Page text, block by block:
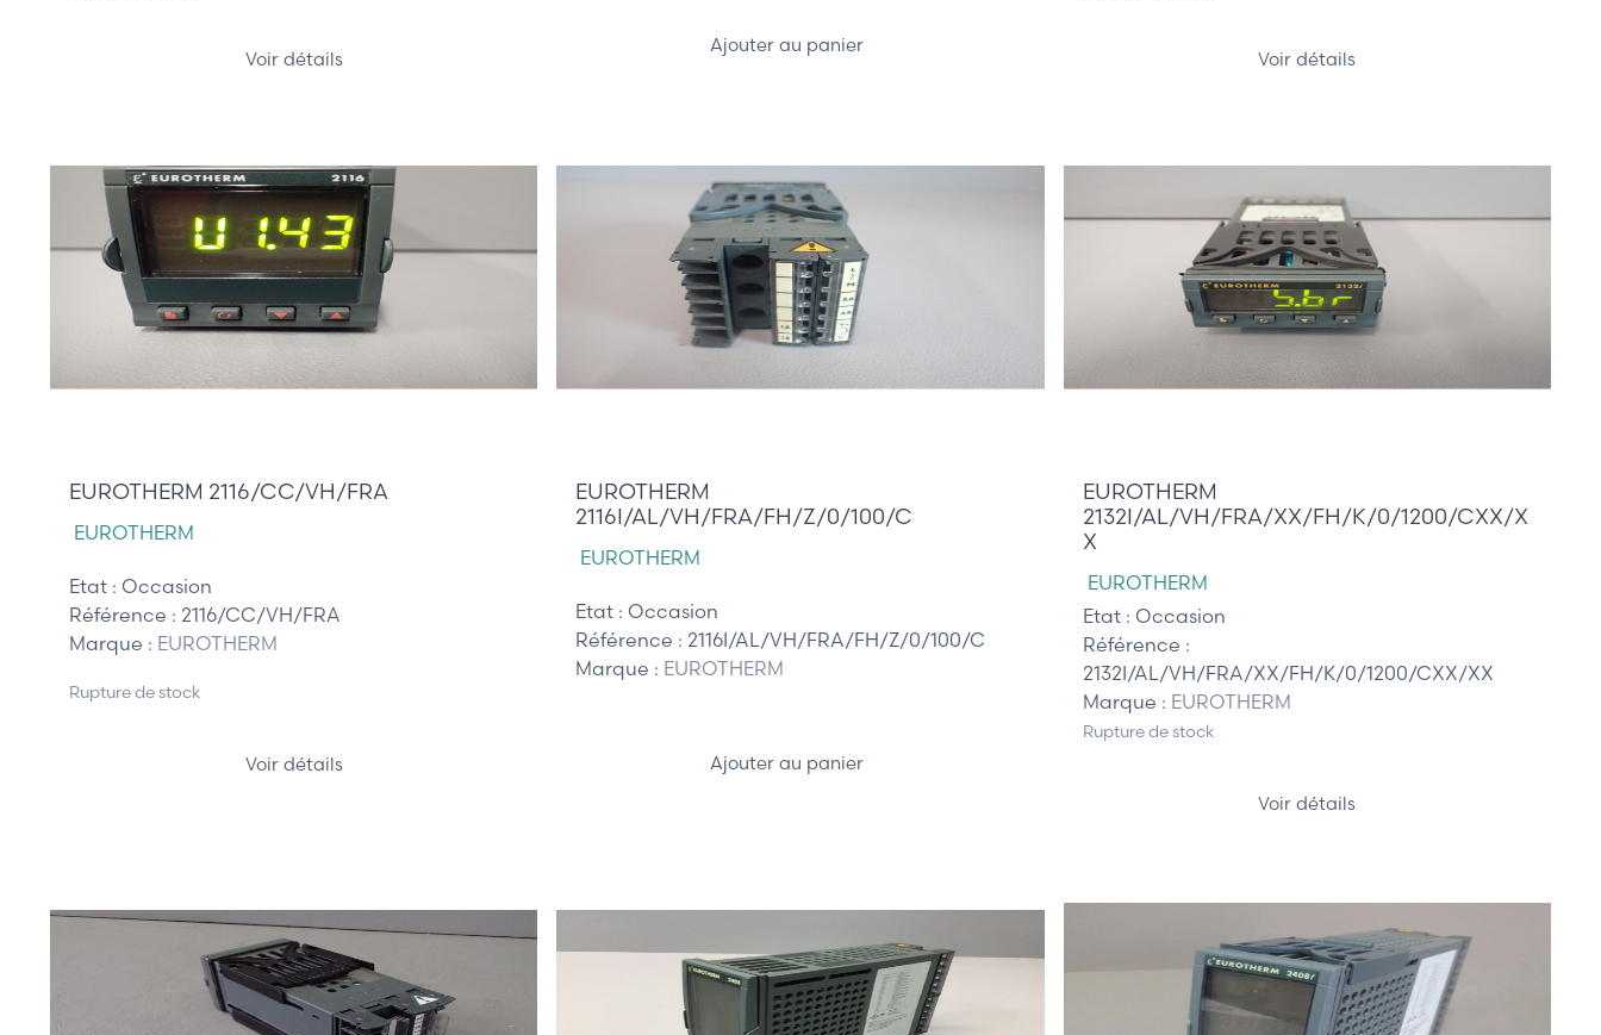
Voir détails
Ajouter au panier
Voir détails
EUROTHERM 2116/CC/VH/FRA
EUROTHERM
Etat : Occasion
Référence : 2116/CC/VH/FRA
Marque : EUROTHERM
Rupture de stock
Voir détails
EUROTHERM
2116I/AL/VH/FRA/FH/Z/0/100/C
EUROTHERM
Etat : Occasion
Référence : 2116I/AL/VH/FRA/FH/Z/0/100/C
Marque : EUROTHERM
Ajouter au panier
EUROTHERM
2132I/AL/VH/FRA/XX/FH/K/0/1200/CXX/X
X
EUROTHERM
Etat : Occasion
Référence :
2132I/AL/VH/FRA/XX/FH/K/0/1200/CXX/XX
Marque : EUROTHERM
Rupture de stock
Voir détails